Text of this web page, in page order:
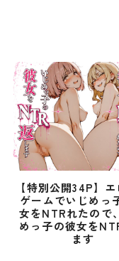
【特別公開34P】
ゲームでいじめっ
女をNTRれたので
めっ子の彼女を
ます